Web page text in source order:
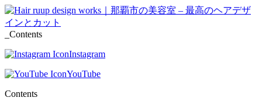
_Contents
Instagram
YouTube
Contents